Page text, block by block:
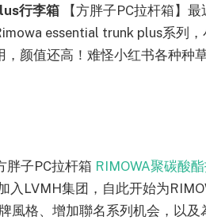
行李箱 【方胖子PC拉杆箱】
essential trunk plus系列，
颜值还高！难怪小红书各种种草
胖子PC拉杆箱 RIMOWA聚碳酸
入LVMH集团，自此开始为
風格、增加聯名系列机会，以及